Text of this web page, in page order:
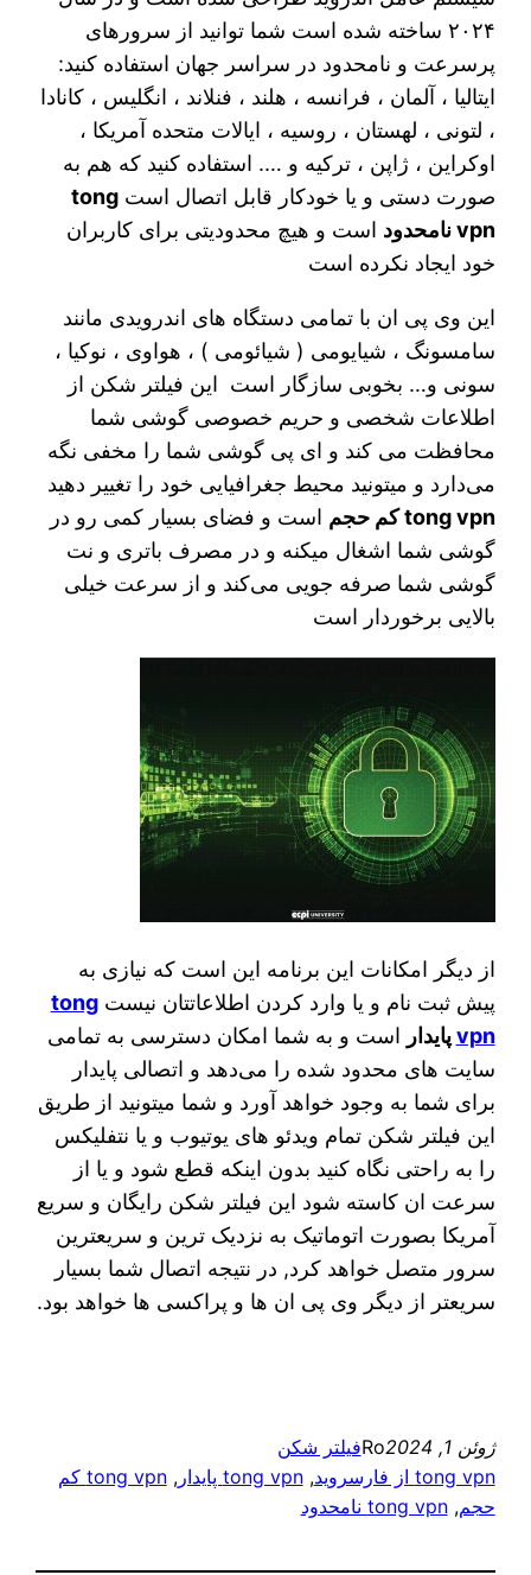
۲۰۲۴ ساخته شده است شما توانید از سرورهای
پرسرعت و نامحدود در سراسر جهان استفاده کنید:
ایتالیا ، آلمان ، فرانسه ، هلند ، فنلاند ، انگلیس ، کانادا
، لتونی ، لهستان ، روسیه ، ایالات متحده آمریکا ،
اوکراین ، ژاپن ، ترکیه و …. استفاده کنید که هم به
صورت دستی و یا خودکار قابل اتصال استtong
vpn نامحدود
است و هیچ محدودیتی برای کاربران
خود ایجاد نکرده است
این وی پی ان با تمامی دستگاه های اندرویدی مانند
سامسونگ ، شیایومی ( شیائومی ) ، هواوی ، نوکیا ،
سونی و… بخوبی سازگار است این فیلتر شکن از
اطلاعات شخصی و حریم خصوصی گوشی شما
محافظت می کند و ای پی گوشی شما را مخفی نگه
می‌دارد و میتونید محیط جغرافیایی خود را تغییر دهید
tong vpn کم حجم
است و فضای بسیار کمی رو در
گوشی شما اشغال میکنه و در مصرف باتری و نت
گوشی شما صرفه جویی می‌کند و از سرعت خیلی
بالایی برخوردار است
از دیگر امکانات این برنامه این است که نیازی به
پیش ثبت نام و یا وارد کردن اطلاعاتتان نیستtong
vpnپایدار است و به شما امکان دسترسی به تمامی
سایت های محدود شده را می‌دهد و اتصالی پایدار
برای شما به وجود خواهد آورد و شما میتونید از طریق
این فیلتر شکن تمام ویدئو های یوتیوب و یا نتفلیکس
را به راحتی نگاه کنید بدون اینکه قطع شود و یا از
سرعت ان کاسته شود این فیلتر شکن رایگان و سریع
آمریکا بصورت اتوماتیک به نزدیک ترین و سریعترین
سرور متصل خواهد کرد, در نتیجه اتصال شما بسیار
سریعتر از دیگر وی پی ان ها و پراکسی ها خواهد بود.
ژوئن 1, 2024 Roفیلتر شکن
tong vpn از فارسروید
, tong vpn پایدار ,
tong vpn کم
حجم, tong vpn نامحدود